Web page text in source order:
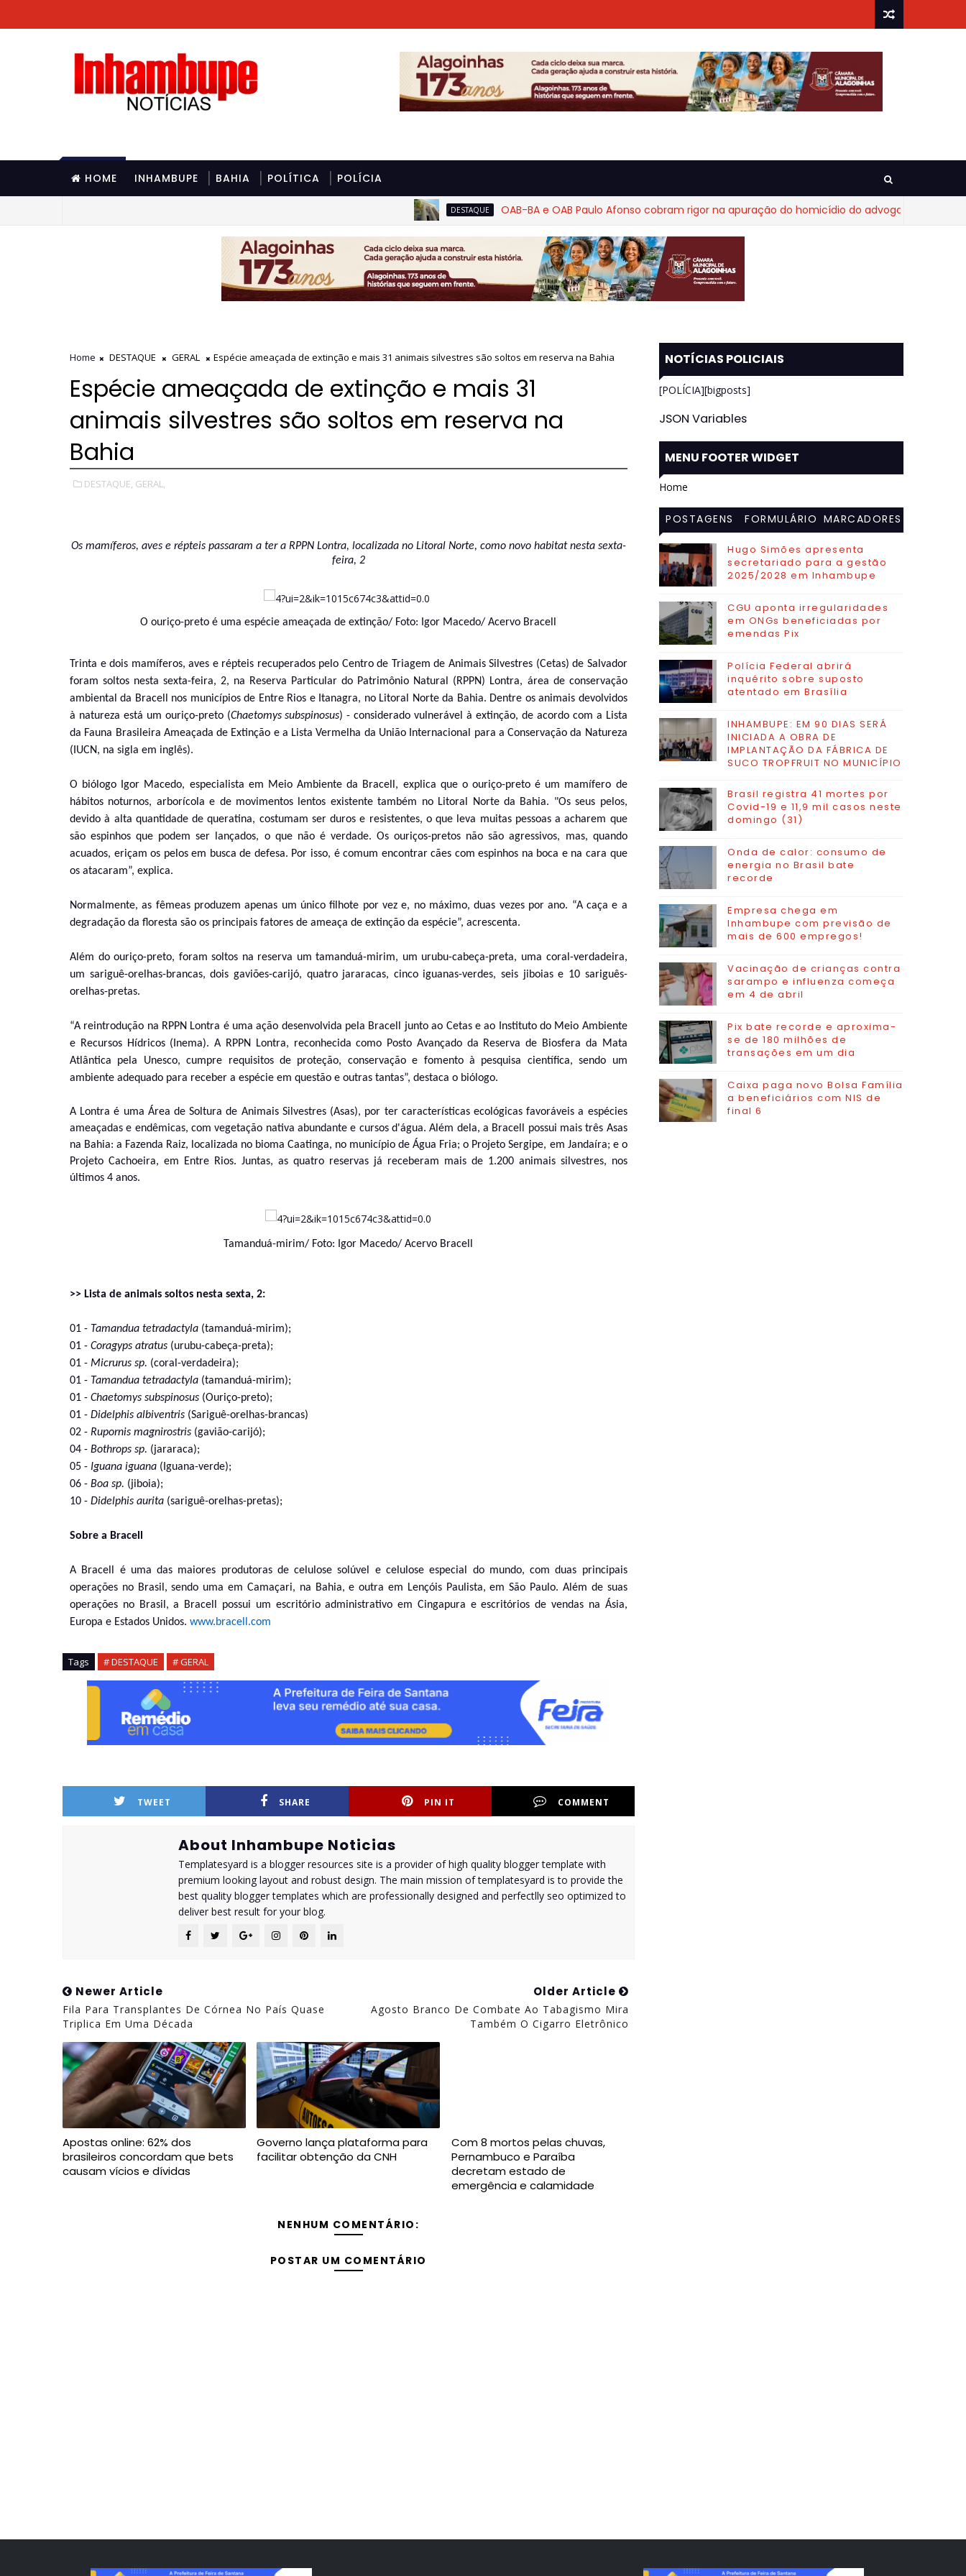
HOME INHAMBUPE BAHIA POLÍTICA POLÍCIA
DESTAQUE OAB-BA e OAB Paulo Afonso cobram rigor na apuração do homicídio do advogado Diego Fraga
Home DESTAQUE GERAL Espécie ameaçada de extinção e mais 31 animais silvestres são soltos em reserva na Bahia
Espécie ameaçada de extinção e mais 31
animais silvestres são soltos em reserva na
Bahia
DESTAQUE, GERAL,
Os mamíferos, aves e répteis passaram a ter a RPPN Lontra, localizada no Litoral Norte, como novo habitat nesta sexta-
feira, 2
O ouriço-preto é uma espécie ameaçada de extinção/ Foto: Igor Macedo/ Acervo Bracell
Trinta e dois mamíferos, aves e répteis recuperados pelo Centro de Triagem de Animais Silvestres (Cetas) de Salvador
foram soltos nesta sexta-feira, 2, na Reserva Particular do Patrimônio Natural (RPPN) Lontra, área de conservação
ambiental da Bracell nos municípios de Entre Rios e Itanagra, no Litoral Norte da Bahia. Dentre os animais devolvidos
à natureza está um ouriço-preto (Chaetomys subspinosus) - considerado vulnerável à extinção, de acordo com a Lista
da Fauna Brasileira Ameaçada de Extinção e a Lista Vermelha da União Internacional para a Conservação da Natureza
(IUCN, na sigla em inglês).
O biólogo Igor Macedo, especialista em Meio Ambiente da Bracell, explica que o ouriço-preto é um mamífero de
hábitos noturnos, arborícola e de movimentos lentos existente também no Litoral Norte da Bahia. "Os seus pelos,
devido à alta quantidade de queratina, costumam ser duros e resistentes, o que leva muitas pessoas a acharem que
são espinhos que podem ser lançados, o que não é verdade. Os ouriços-pretos não são agressivos, mas, quando
acuados, eriçam os pelos em busca de defesa. Por isso, é comum encontrar cães com espinhos na boca e na cara que
os atacaram”, explica.
Normalmente, as fêmeas produzem apenas um único filhote por vez e, no máximo, duas vezes por ano. “A caça e a
degradação da floresta são os principais fatores de ameaça de extinção da espécie”, acrescenta.
Além do ouriço-preto, foram soltos na reserva um tamanduá-mirim, um urubu-cabeça-preta, uma coral-verdadeira,
um sariguê-orelhas-brancas, dois gaviões-carijó, quatro jararacas, cinco iguanas-verdes, seis jiboias e 10 sariguês-
orelhas-pretas.
“A reintrodução na RPPN Lontra é uma ação desenvolvida pela Bracell junto ao Cetas e ao Instituto do Meio Ambiente
e Recursos Hídricos (Inema). A RPPN Lontra, reconhecida como Posto Avançado da Reserva de Biosfera da Mata
Atlântica pela Unesco, cumpre requisitos de proteção, conservação e fomento à pesquisa científica, sendo um
ambiente adequado para receber a espécie em questão e outras tantas”, destaca o biólogo.
A Lontra é uma Área de Soltura de Animais Silvestres (Asas), por ter características ecológicas favoráveis a espécies
ameaçadas e endêmicas, com vegetação nativa abundante e cursos d'água. Além dela, a Bracell possui mais três Asas
na Bahia: a Fazenda Raiz, localizada no bioma Caatinga, no município de Água Fria; o Projeto Sergipe, em Jandaíra; e o
Projeto Cachoeira, em Entre Rios. Juntas, as quatro reservas já receberam mais de 1.200 animais silvestres, nos
últimos 4 anos.
Tamanduá-mirim/ Foto: Igor Macedo/ Acervo Bracell
>> Lista de animais soltos nesta sexta, 2:
01 - Tamandua tetradactyla (tamanduá-mirim);
01 - Coragyps atratus (urubu-cabeça-preta);
01 - Micrurus sp. (coral-verdadeira);
01 - Tamandua tetradactyla (tamanduá-mirim);
01 - Chaetomys subspinosus (Ouriço-preto);
01 - Didelphis albiventris (Sariguê-orelhas-brancas)
02 - Rupornis magnirostris (gavião-carijó);
04 - Bothrops sp. (jararaca);
05 - Iguana iguana (Iguana-verde);
06 - Boa sp. (jiboia);
10 - Didelphis aurita (sariguê-orelhas-pretas);
Sobre a Bracell
A Bracell é uma das maiores produtoras de celulose solúvel e celulose especial do mundo, com duas principais
operações no Brasil, sendo uma em Camaçari, na Bahia, e outra em Lençóis Paulista, em São Paulo. Além de suas
operações no Brasil, a Bracell possui um escritório administrativo em Cingapura e escritórios de vendas na Ásia,
Europa e Estados Unidos. www.bracell.com
Tags # DESTAQUE # GERAL
TWEET SHARE PIN IT COMMENT
About Inhambupe Noticias
Templatesyard is a blogger resources site is a provider of high quality blogger template with
premium looking layout and robust design. The main mission of templatesyard is to provide the
best quality blogger templates which are professionally designed and perfectlly seo optimized to
deliver best result for your blog.
Newer Article
Fila Para Transplantes De Córnea No País Quase
Triplica Em Uma Década
Older Article
Agosto Branco De Combate Ao Tabagismo Mira
Também O Cigarro Eletrônico
Apostas online: 62% dos
brasileiros concordam que bets
causam vícios e dívidas
Governo lança plataforma para
facilitar obtenção da CNH
Com 8 mortos pelas chuvas,
Pernambuco e Paraíba
decretam estado de
emergência e calamidade
NENHUM COMENTÁRIO:
POSTAR UM COMENTÁRIO
NOTÍCIAS POLICIAIS
[POLÍCIA][bigposts]
JSON Variables
MENU FOOTER WIDGET
Home
POSTAGENS
MAIS
VISITADAS
FORMULÁRIO MARCADORES
Hugo Simões apresenta
secretariado para a gestão
2025/2028 em Inhambupe
CGU aponta irregularidades
em ONGs beneficiadas por
emendas Pix
Polícia Federal abrirá
inquérito sobre suposto
atentado em Brasília
INHAMBUPE: EM 90 DIAS SERÁ
INICIADA A OBRA DE
IMPLANTAÇÃO DA FÁBRICA DE
SUCO TROPFRUIT NO MUNICÍPIO
Brasil registra 41 mortes por
Covid-19 e 11,9 mil casos neste
domingo (31)
Onda de calor: consumo de
energia no Brasil bate
recorde
Empresa chega em
Inhambupe com previsão de
mais de 600 empregos!
Vacinação de crianças contra
sarampo e influenza começa
em 4 de abril
Pix bate recorde e aproxima-
se de 180 milhões de
transações em um dia
Caixa paga novo Bolsa Família
a beneficiários com NIS de
final 6